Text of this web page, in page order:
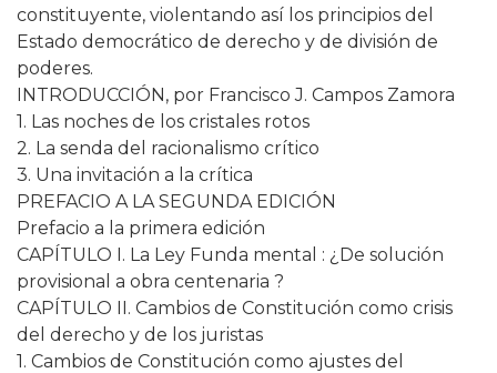
constituyente, violentando así los principios del
Estado democrático de derecho y de división de
poderes.
INTRODUCCIÓN, por Francisco J. Campos Zamora
1. Las noches de los cristales rotos
2. La senda del racionalismo crítico
3. Una invitación a la crítica
PREFACIO A LA SEGUNDA EDICIÓN
Prefacio a la primera edición
CAPÍTULO I. La Ley Funda mental : ¿De solución
provisional a obra centenaria ?
CAPÍTULO II. Cambios de Constitución como crisis
del derecho y de los juristas
1. Cambios de Constitución como ajustes del